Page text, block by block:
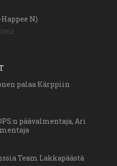
Happee N)
palaa Kärppiin
päävalmentaja, Ari
Team Lakkapäästä